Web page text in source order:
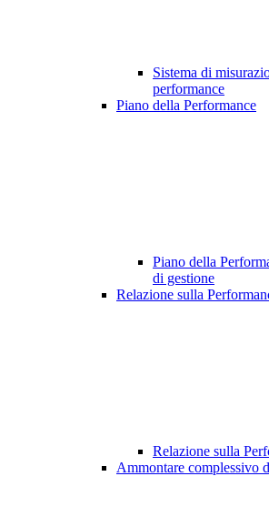
Sistema di
performance
Piano della Performance
Piano della
di gestione
Relazione sulla
Relazione sulla
Ammontare complessivo